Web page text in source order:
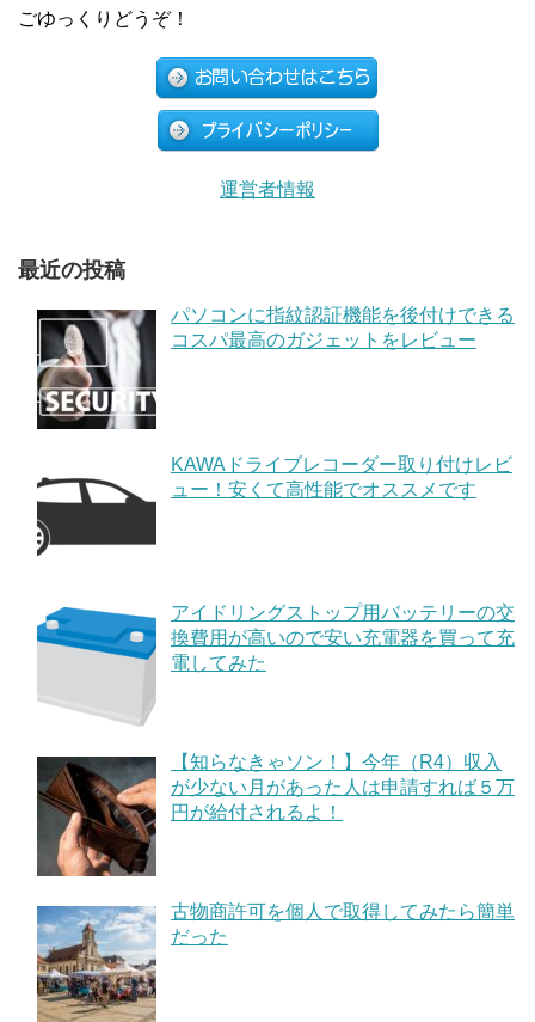
ごゆっくりどうぞ！
運営者情報
最近の投稿
パソコンに指紋認証機能を後付けできる
コスパ最高のガジェットをレビュー
KAWAドライブレコーダー取り付けレビ
ュー！安くて高性能でオススメです
アイドリングストップ用バッテリーの交
換費用が高いので安い充電器を買って充
電してみた
【知らなきゃソン！】今年（R4）収入
が少ない月があった人は申請すれば５万
円が給付されるよ！
古物商許可を個人で取得してみたら簡単
だった